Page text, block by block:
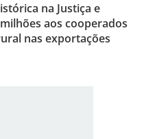
na Justiça e
aos cooperados
nas exportações